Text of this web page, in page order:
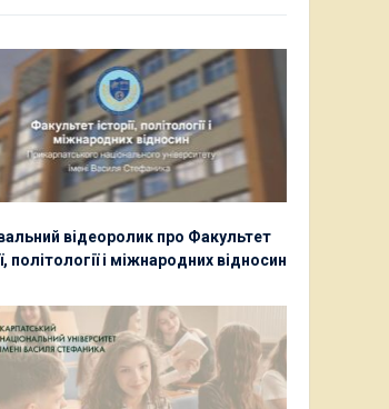
відеоролик про Факультет
політології і міжнародних відносин